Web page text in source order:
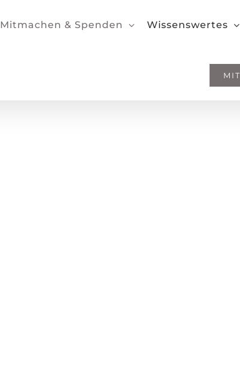
Mitmachen & Spenden Wissenswertes